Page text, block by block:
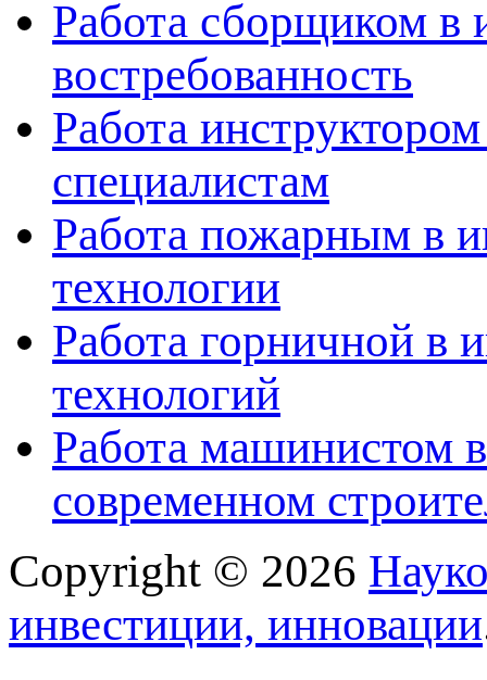
Работа сборщиком в
востребованность
Работа
специалистам
Работа пожарным в
технологии
Работа горничной в
технологий
Работа машинистом
современном
Copyright © 2026
инвестиции, инновации